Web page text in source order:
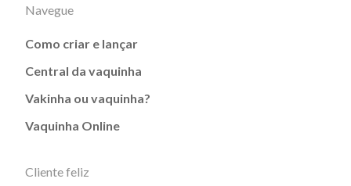
Navegue
Como criar e lançar
Central da vaquinha
Vakinha ou vaquinha?
Vaquinha Online
Cliente feliz